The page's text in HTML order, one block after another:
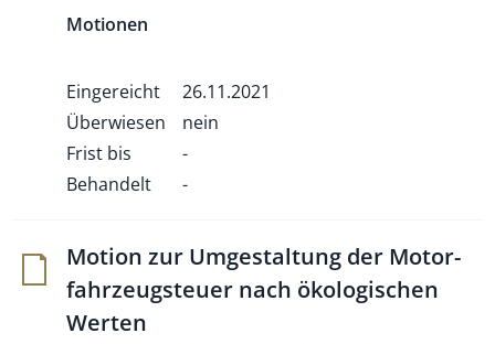
Motionen
Eingereicht
26.11.2021
Überwiesen
nein
Frist bis
-
Behandelt
-
Motion zur Umge­stal­tung der Motor­
fahr­zeugs­teuer nach öko­lo­gi­schen
Werten